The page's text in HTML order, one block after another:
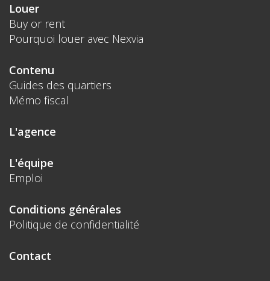
Louer
Buy or rent
Pourquoi louer avec Nexvia
Contenu
Guides des quartiers
Mémo fiscal
L'agence
L'équipe
Emploi
Conditions générales
Politique de confidentialité
Contact